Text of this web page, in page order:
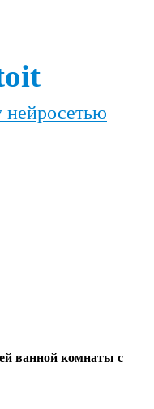
нейросетью
ванной комнаты с